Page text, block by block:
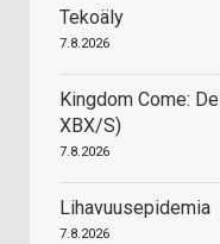
Tekoäly
7.8.2026
Kingdom Come:
XBX/S)
7.8.2026
Lihavuusepidemia
7.8.2026